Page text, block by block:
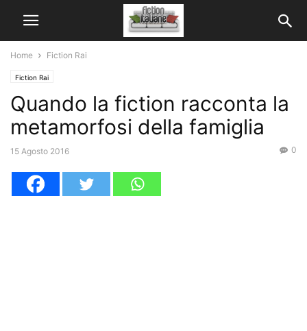
Home Fiction Rai
Fiction Rai
Quando la fiction racconta la
metamorfosi della famiglia
15 Agosto 2016 0